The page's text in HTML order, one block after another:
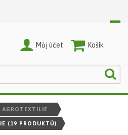
Nákupní Košík
Můj účet
AGROTEXTILIE
(19 PRODUKTŮ)